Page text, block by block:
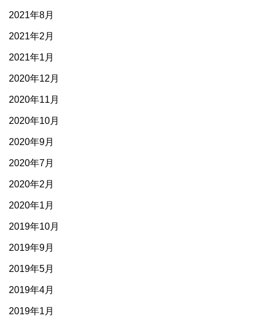
2021年8月
2021年2月
2021年1月
2020年12月
2020年11月
2020年10月
2020年9月
2020年7月
2020年2月
2020年1月
2019年10月
2019年9月
2019年5月
2019年4月
2019年1月